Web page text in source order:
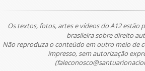
Os textos, fotos, artes e vídeos do A12 estão
brasileira sobre direito
Não reproduza o conteúdo em outro meio de
impresso, sem autorização